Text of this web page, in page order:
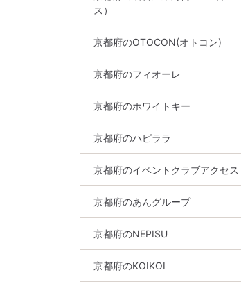
ス）
京都府のOTOCON(オトコン)
京都府のフィオーレ
京都府のホワイトキー
京都府のハピララ
京都府のイベントクラブアクセス
京都府のあんグループ
京都府のNEPISU
京都府のKOIKOI